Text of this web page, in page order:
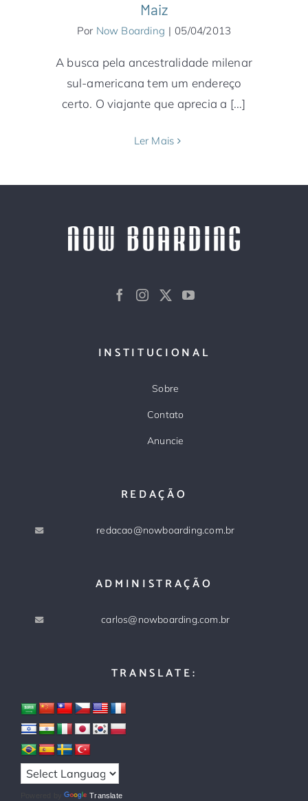
Maiz
Por Now Boarding | 05/04/2013
A busca pela ancestralidade milenar
sul-americana tem um endereço
certo. O viajante que aprecia a [...]
Ler Mais
INSTITUCIONAL
Sobre
Contato
Anuncie
REDAÇÃO
redacao@nowboarding.com.br
ADMINISTRAÇÃO
carlos@nowboarding.com.br
TRANSLATE:
Powered by Translate